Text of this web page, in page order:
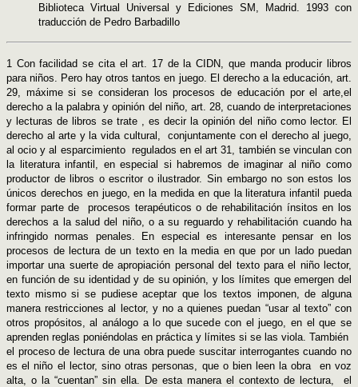
Biblioteca Virtual Universal y Ediciones SM, Madrid. 1993 con
traducción de Pedro Barbadillo
1 Con facilidad se cita el art. 17 de la CIDN, que manda producir libros
para niños. Pero hay otros tantos en juego. El derecho a la educación, art.
29, máxime si se consideran los procesos de educación por el arte,el
derecho a la palabra y opinión del niño, art. 28, cuando de interpretaciones
y lecturas de libros se trate , es decir la opinión del niño como lector. El
derecho al arte y la vida cultural, conjuntamente con el derecho al juego,
al ocio y al esparcimiento regulados en el art 31, también se vinculan con
la literatura infantil, en especial si habremos de imaginar al niño como
productor de libros o escritor o ilustrador. Sin embargo no son estos los
únicos derechos en juego, en la medida en que la literatura infantil pueda
formar parte de procesos terapéuticos o de rehabilitación ínsitos en los
derechos a la salud del niño, o a su reguardo y rehabilitación cuando ha
infringido normas penales. En especial es interesante pensar en los
procesos de lectura de un texto en la media en que por un lado puedan
importar una suerte de apropiación personal del texto para el niño lector,
en función de su identidad y de su opinión, y los límites que emergen del
texto mismo si se pudiese aceptar que los textos imponen, de alguna
manera restricciones al lector, y no a quienes puedan “usar al texto” con
otros propósitos, al análogo a lo que sucede con el juego, en el que se
aprenden reglas poniéndolas en práctica y límites si se las viola. También
el proceso de lectura de una obra puede suscitar interrogantes cuando no
es el niño el lector, sino otras personas, que o bien leen la obra en voz
alta, o la “cuentan” sin ella. De esta manera el contexto de lectura, el